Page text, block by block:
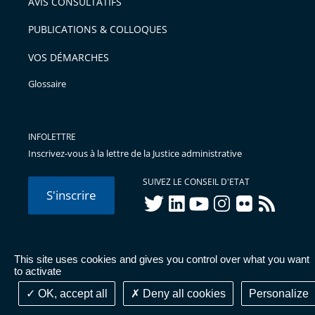
This site uses cookies and gives you control over what you want
to activate
OK, accept all
Deny all cookies Personalize
avant
PUBLICATIONS & COLLOQUES
VOS DÉMARCHES
Glossaire
INFOLETTRE
Inscrivez-vous à la lettre de la Justice administrative
S'inscrire
SUIVEZ LE CONSEIL D'ETAT
twitterlinkedInyoutubeinstagram
flickr rss
© Conseil d'État 2026 - Mentions légales
Données
personnelles-Publications administratives-Accessibilité :
partiellement conforme